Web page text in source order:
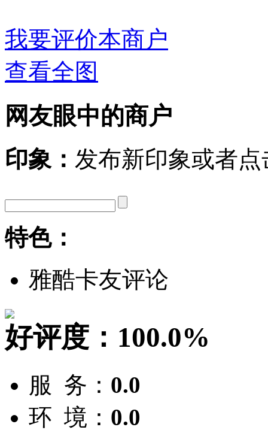
我要评价本商户
查看全图
网友眼中的商户
印象： 发布新印象或者
特色：
雅酷卡友评论
好评度： 100.0%
服 务： 0.0
环 境： 0.0